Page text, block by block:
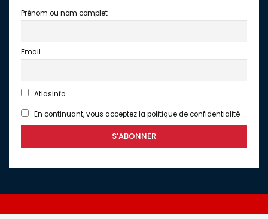
Prénom ou nom complet
Email
AtlasInfo
En continuant, vous acceptez la politique de confidentialité